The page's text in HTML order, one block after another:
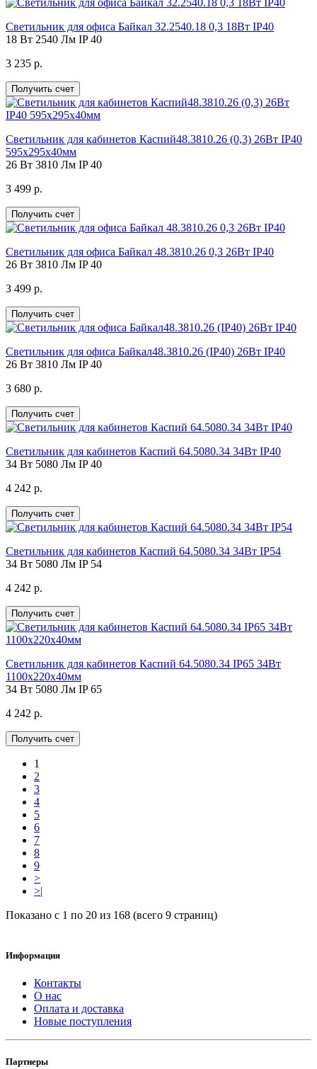
Светильник для офиса Байкал 32.2540.18 0,3 18Вт IP40
18 Вт 2540 Лм IP 40
3 235 р.
Получить счет
Светильник для кабинетов Каспий48.3810.26 (0,3) 26Вт IP40
595х295х40мм
26 Вт 3810 Лм IP 40
3 499 р.
Получить счет
Светильник для офиса Байкал 48.3810.26 0,3 26Вт IP40
26 Вт 3810 Лм IP 40
3 499 р.
Получить счет
Светильник для офиса Байкал48.3810.26 (IP40) 26Вт IP40
26 Вт 3810 Лм IP 40
3 680 р.
Получить счет
Светильник для кабинетов Каспий 64.5080.34 34Вт IP40
34 Вт 5080 Лм IP 40
4 242 р.
Получить счет
Светильник для кабинетов Каспий 64.5080.34 34Вт IP54
34 Вт 5080 Лм IP 54
4 242 р.
Получить счет
Светильник для кабинетов Каспий 64.5080.34 IP65 34Вт
1100х220х40мм
34 Вт 5080 Лм IP 65
4 242 р.
Получить счет
1
2
3
4
5
6
7
8
9
>
>|
Показано с 1 по 20 из 168 (всего 9 страниц)
Информация
Контакты
О нас
Оплата и доставка
Новые поступления
Партнеры